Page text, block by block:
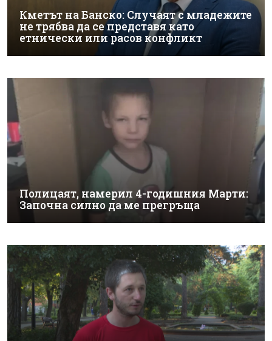
Кметът на Банско: Случаят с младежите
не трябва да се представя като
етнически или расов конфликт
Полицаят, намерил 4-годишния Марти:
Започна силно да ме прегръща